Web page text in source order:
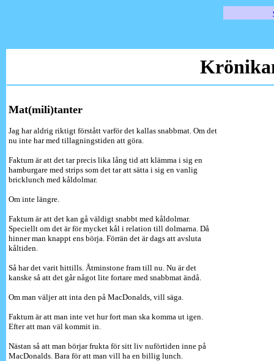
Mat(mili)tanter
Jag har aldrig riktigt förstått varför det kallas snabbmat. Om det
nu inte har med tillagningstiden att göra.
Faktum är att det tar precis lika lång tid att klämma i sig en
hamburgare med strips som det tar att sätta i sig en vanlig
bricklunch med kåldolmar.
Om inte längre.
Faktum är att det kan gå väldigt snabbt med kåldolmar.
Speciellt om det är för mycket kål i relation till dolmarna. Då
hinner man knappt ens börja. Förrän det är dags att avsluta
kåltiden.
Så har det varit hittills. Åtminstone fram till nu. Nu är det
kanske så att det går något lite fortare med snabbmat ändå.
Om man väljer att inta den på MacDonalds, vill säga.
Faktum är att man inte vet hur fort man ska komma ut igen.
Efter att man väl kommit in.
Nästan så att man börjar frukta för sitt liv nuförtiden inne på
MacDonalds. Bara för att man vill ha en billig lunch.